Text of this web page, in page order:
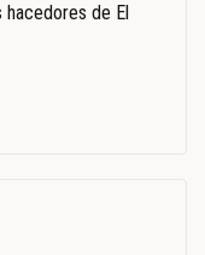
hacedores de El